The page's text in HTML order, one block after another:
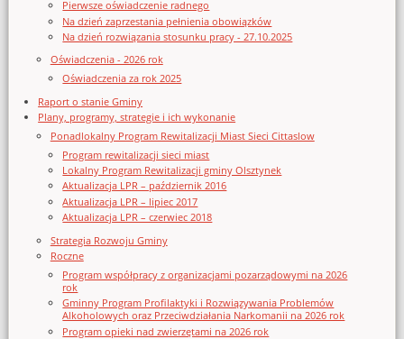
Pierwsze oświadczenie radnego
Na dzień zaprzestania pełnienia obowiązków
Na dzień rozwiązania stosunku pracy - 27.10.2025
Oświadczenia - 2026 rok
Oświadczenia za rok 2025
Raport o stanie Gminy
Plany, programy, strategie i ich wykonanie
Ponadlokalny Program Rewitalizacji Miast Sieci Cittaslow
Program rewitalizacji sieci miast
Lokalny Program Rewitalizacji gminy Olsztynek
Aktualizacja LPR – październik 2016
Aktualizacja LPR – lipiec 2017
Aktualizacja LPR – czerwiec 2018
Strategia Rozwoju Gminy
Roczne
Program współpracy z organizacjami pozarządowymi na 2026
rok
Gminny Program Profilaktyki i Rozwiązywania Problemów
Alkoholowych oraz Przeciwdziałania Narkomanii na 2026 rok
Program opieki nad zwierzętami na 2026 rok